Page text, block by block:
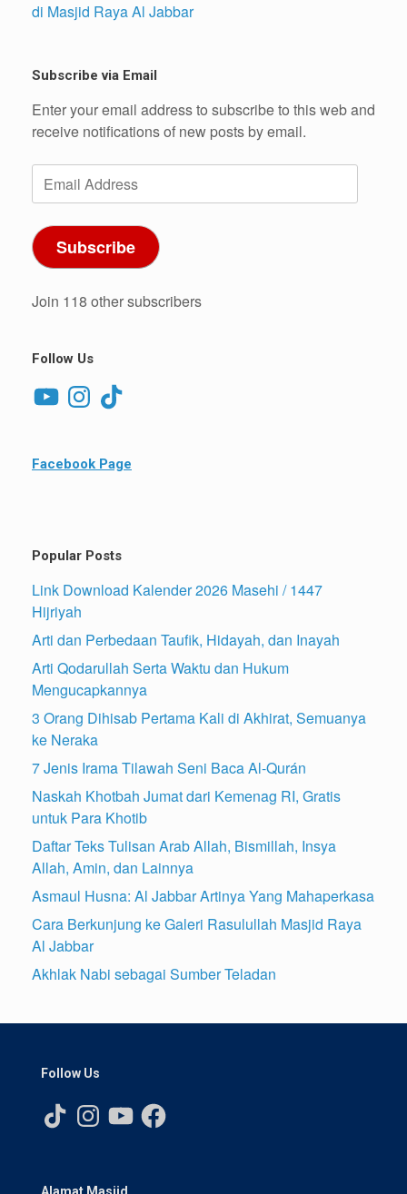
di Masjid Raya Al Jabbar
Subscribe via Email
Enter your email address to subscribe to this web and
receive notifications of new posts by email.
Email
Address
Subscribe
Join 118 other subscribers
Follow Us
YouTubeInstagram
TikTok
Facebook Page
Popular Posts
Link Download Kalender 2026 Masehi / 1447
Hijriyah
Arti dan Perbedaan Taufik, Hidayah, dan Inayah
Arti Qodarullah Serta Waktu dan Hukum
Mengucapkannya
3 Orang Dihisab Pertama Kali di Akhirat, Semuanya
ke Neraka
7 Jenis Irama Tilawah Seni Baca Al-Qurán
Naskah Khotbah Jumat dari Kemenag RI, Gratis
untuk Para Khotib
Daftar Teks Tulisan Arab Allah, Bismillah, Insya
Allah, Amin, dan Lainnya
Asmaul Husna: Al Jabbar Artinya Yang Mahaperkasa
Cara Berkunjung ke Galeri Rasulullah Masjid Raya
Al Jabbar
Akhlak Nabi sebagai Sumber Teladan
Follow Us
TikTok InstagramYouTubeFacebook